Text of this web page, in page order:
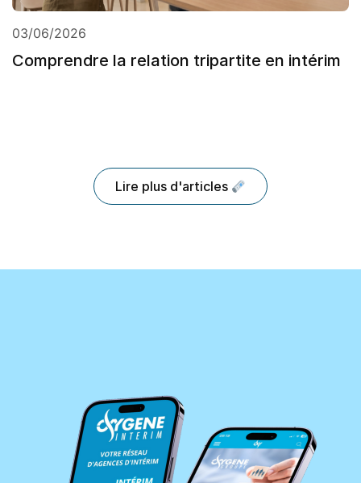
03/06/2026
Comprendre la relation tripartite en intérim
Lire plus d'articles